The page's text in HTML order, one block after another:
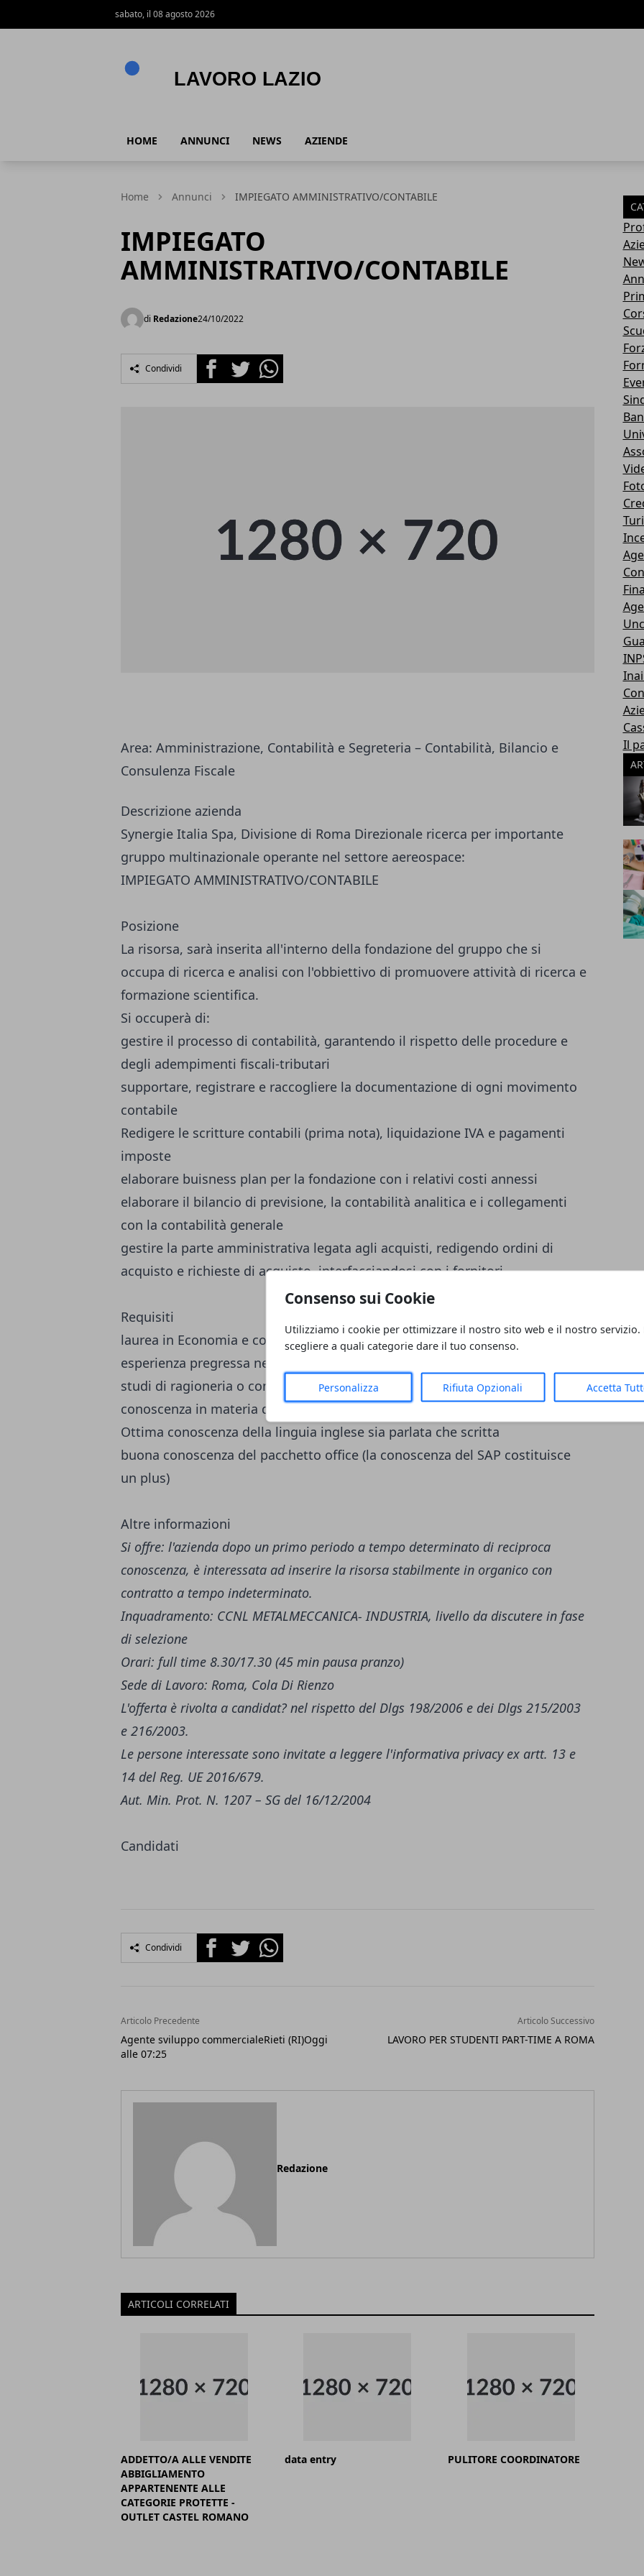
Consenso sui Cookie
Utilizziamo i cookie per ottimizzare il nostro sito web e il nostro servizio.
scegliere a quali categorie dare il tuo consenso.
Personalizza Rifiuta Opzionali Accetta
sabato, il 08 agosto 2026
HOME ANNUNCI NEWS AZIENDE
Home Annunci IMPIEGATO AMMINISTRATIVO/CONTABILE
IMPIEGATO
AMMINISTRATIVO/CONTABILE
di Redazione24/10/2022
Condividi FacebookTwitterWhatsapp
Area: Amministrazione, Contabilità e Segreteria – Contabilità, Bilancio e
Consulenza Fiscale
Descrizione azienda
Synergie Italia Spa, Divisione di Roma Direzionale ricerca per importante
gruppo multinazionale operante nel settore aereospace:
IMPIEGATO AMMINISTRATIVO/CONTABILE
Posizione
La risorsa, sarà inserita all'interno della fondazione del gruppo che si
occupa di ricerca e analisi con l'obbiettivo di promuovere attività di ricerca e
formazione scientifica.
Si occuperà di:
gestire il processo di contabilità, garantendo il rispetto delle procedure e
degli adempimenti fiscali-tributari
supportare, registrare e raccogliere la documentazione di ogni movimento
contabile
Redigere le scritture contabili (prima nota), liquidazione IVA e pagamenti
imposte
elaborare buisness plan per la fondazione con i relativi costi annessi
elaborare il bilancio di previsione, la contabilità analitica e i collegamenti
con la contabilità generale
gestire la parte amministrativa legata agli acquisti, redigendo ordini di
acquisto e richieste di acquisto, interfacciandosi con i fornitori
Requisiti
laurea in Economia e commercio
esperienza pregressa nel ruolo di almeno due anni, preferibile esperienza in
studi di ragioneria o commercialisti
conoscenza in materia di diritto/analisi
Ottima conoscenza della linguia inglese sia parlata che scritta
buona conoscenza del pacchetto office (la conoscenza del SAP costituisce
un plus)
Altre informazioni
Si offre: l'azienda dopo un primo periodo a tempo determinato di reciproca
conoscenza, è interessata ad inserire la risorsa stabilmente in organico con
contratto a tempo indeterminato.
Inquadramento: CCNL METALMECCANICA- INDUSTRIA, livello da discutere in fase
di selezione
Orari: full time 8.30/17.30 (45 min pausa pranzo)
Sede di Lavoro: Roma, Cola Di Rienzo
L'offerta è rivolta a candidat? nel rispetto del Dlgs 198/2006 e dei Dlgs 215/2003
e 216/2003.
Le persone interessate sono invitate a leggere l'informativa privacyex artt. 13 e
14 del Reg. UE 2016/679.
Aut. Min. Prot. N. 1207 – SG del 16/12/2004
Candidati
Condividi FacebookTwitterWhatsapp
Articolo Precedente
Agente sviluppo commercialeRieti (RI)Oggi
alle 07:25
Articolo Successivo
LAVORO PER STUDENTI PART-TIME A ROMA
Redazione
ARTICOLI CORRELATI
ADDETTO/A ALLE VENDITE
ABBIGLIAMENTO
APPARTENENTE ALLE
CATEGORIE PROTETTE -
OUTLET CASTEL ROMANO
data entry PULITORE COORDINATORE
Il